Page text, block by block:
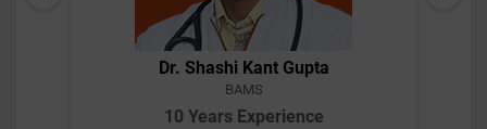
Dr. Shashi Kant Gupta
BAMS
10 Years Experience